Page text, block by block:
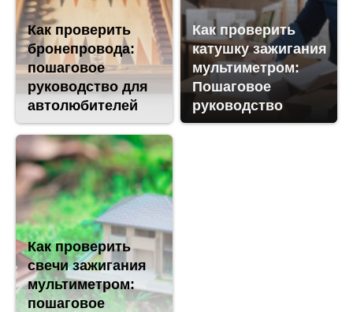
Как проверить
бронепровода:
пошаговое
руководство для
автолюбителей
Как проверить
катушку зажигания
мультиметром:
Пошаговое
руководство
Как проверить
свечи зажигания
мультиметром:
пошаговое